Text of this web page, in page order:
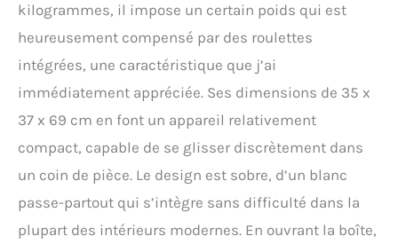
kilogrammes, il impose un certain poids qui est
heureusement compensé par des roulettes
intégrées, une caractéristique que j’ai
immédiatement appréciée. Ses dimensions de 35 x
37 x 69 cm en font un appareil relativement
compact, capable de se glisser discrètement dans
un coin de pièce. Le design est sobre, d’un blanc
passe-partout qui s’intègre sans difficulté dans la
plupart des intérieurs modernes. En ouvrant la boîte,